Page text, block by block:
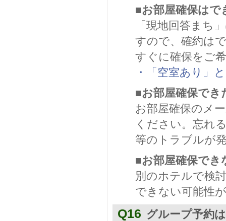
■お部屋確保はで
「現地回答まち
すので、確約は
すぐに確保をご
・「空室あり」
■お部屋確保でき
お部屋確保のメ
ください。忘れ
等のトラブルが
■お部屋確保でき
別のホテルで検
できない可能性
Q16 グループ予約